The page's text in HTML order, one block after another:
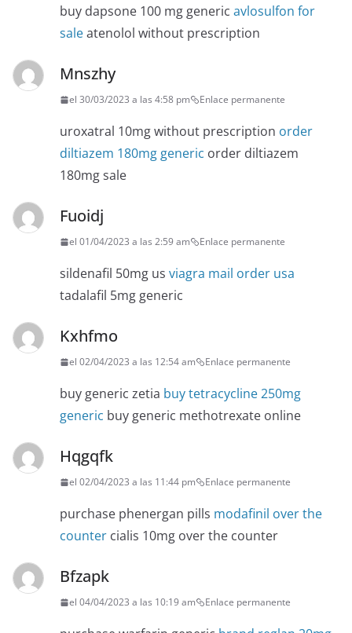
buy dapsone 100 mg generic avlosulfon for
saleatenolol without prescription
Mnszhy
el 30/03/2023 a las 4:58 pm Enlace permanente
uroxatral 10mg without prescription order
diltiazem 180mg generic order diltiazem
180mg sale
Fuoidj
el 01/04/2023 a las 2:59 am Enlace permanente
sildenafil 50mg us viagra mail order usa
tadalafil 5mg generic
Kxhfmo
el 02/04/2023 a las 12:54 am Enlace permanente
buy generic zetia buy tetracycline 250mg
generic buy generic methotrexate online
Hqgqfk
el 02/04/2023 a las 11:44 pm Enlace permanente
purchase phenergan pills modafinil over the
counter cialis 10mg over the counter
Bfzapk
el 04/04/2023 a las 10:19 am Enlace permanente